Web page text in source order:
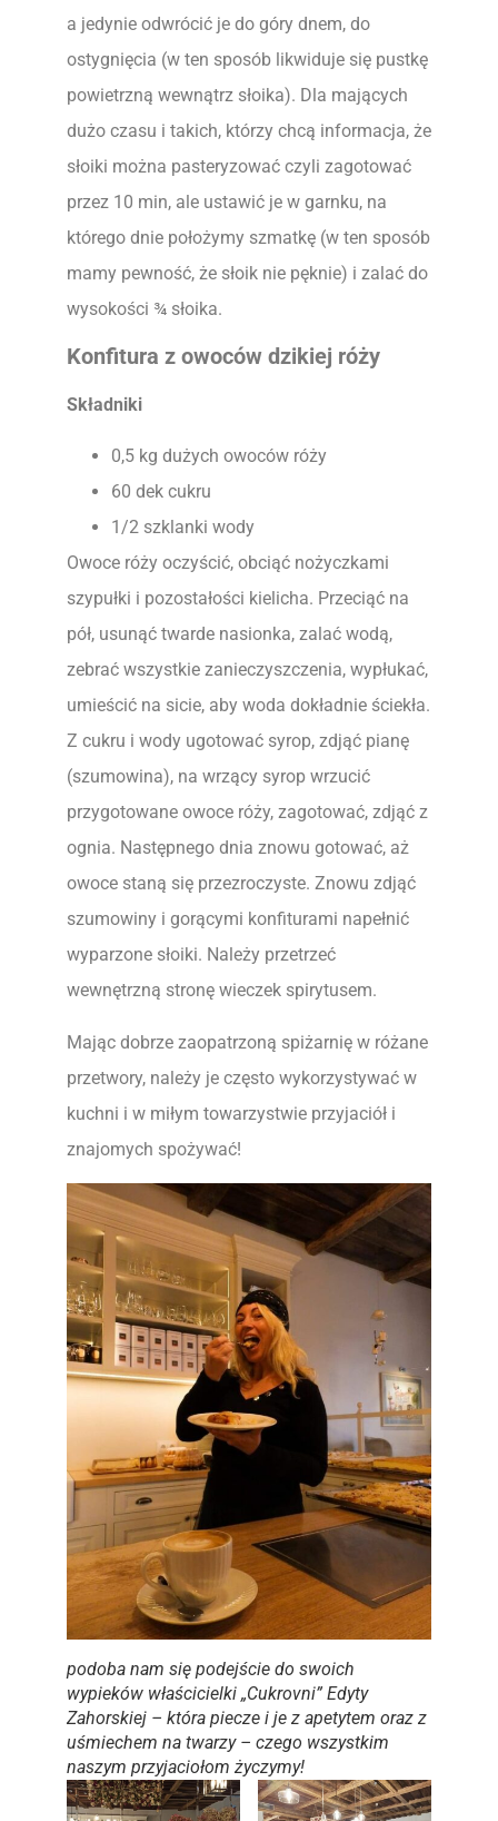
a jedynie odwrócić je do góry dnem, do
ostygnięcia (w ten sposób likwiduje się pustkę
powietrzną wewnątrz słoika). Dla mających
dużo czasu i takich, którzy chcą informacja, że
słoiki można pasteryzować czyli zagotować
przez 10 min, ale ustawić je w garnku, na
którego dnie położymy szmatkę (w ten sposób
mamy pewność, że słoik nie pęknie) i zalać do
wysokości ¾ słoika.
Konfitura z owoców dzikiej róży
Składniki
0,5 kg dużych owoców róży
60 dek cukru
1/2 szklanki wody
Owoce róży oczyścić, obciąć nożyczkami
szypułki i pozostałości kielicha. Przeciąć na
pół, usunąć twarde nasionka, zalać wodą,
zebrać wszystkie zanieczyszczenia, wypłukać,
umieścić na sicie, aby woda dokładnie ściekła.
Z cukru i wody ugotować syrop, zdjąć pianę
(szumowina), na wrzący syrop wrzucić
przygotowane owoce róży, zagotować, zdjąć z
ognia. Następnego dnia znowu gotować, aż
owoce staną się przezroczyste. Znowu zdjąć
szumowiny i gorącymi konfiturami napełnić
wyparzone słoiki. Należy przetrzeć
wewnętrzną stronę wieczek spirytusem.
Mając dobrze zaopatrzoną spiżarnię w różane
przetwory, należy je często wykorzystywać w
kuchni i w miłym towarzystwie przyjaciół i
znajomych spożywać!
podoba nam się podejście do swoich
wypieków właścicielki „Cukrovni” Edyty
Zahorskiej – która piecze i je z apetytem oraz z
uśmiechem na twarzy – czego wszystkim
naszym przyjaciołom życzymy!